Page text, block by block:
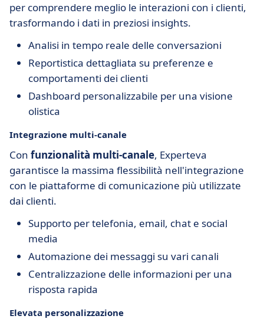
per comprendere meglio le interazioni con i clienti,
trasformando i dati in preziosi insights.
Analisi in tempo reale delle conversazioni
Reportistica dettagliata su preferenze e
comportamenti dei clienti
Dashboard personalizzabile per una visione
olistica
Integrazione multi-canale
Con funzionalità multi-canale, Experteva
garantisce la massima flessibilità nell'integrazione
con le piattaforme di comunicazione più utilizzate
dai clienti.
Supporto per telefonia, email, chat e social
media
Automazione dei messaggi su vari canali
Centralizzazione delle informazioni per una
risposta rapida
Elevata personalizzazione